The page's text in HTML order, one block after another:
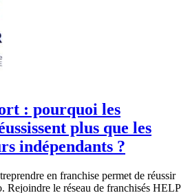
: pourquoi les
plus que les
indépendants ?
en franchise permet de réussir
Rejoindre le réseau de franchisés HELP